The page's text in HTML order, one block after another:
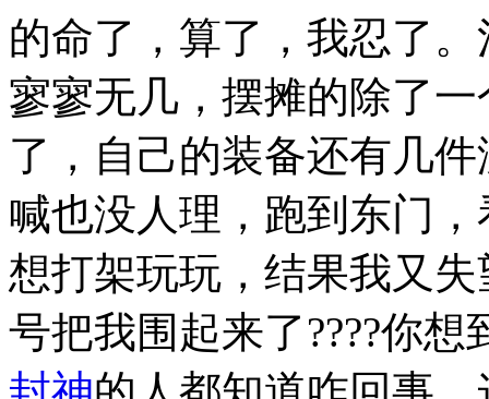
的命了，算了，我忍了
寥寥无几，摆摊的除了
了，自己的装备还有几
喊也没人理，跑到东门
想打架玩玩，结果我又
号把我围起来了????你